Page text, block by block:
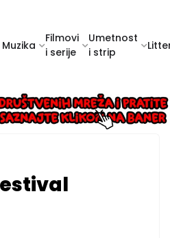
Muzika
Filmovi
i serije
Umetnost
i strip